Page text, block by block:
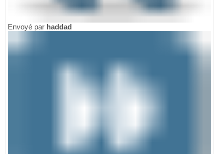
Envoyé par haddad